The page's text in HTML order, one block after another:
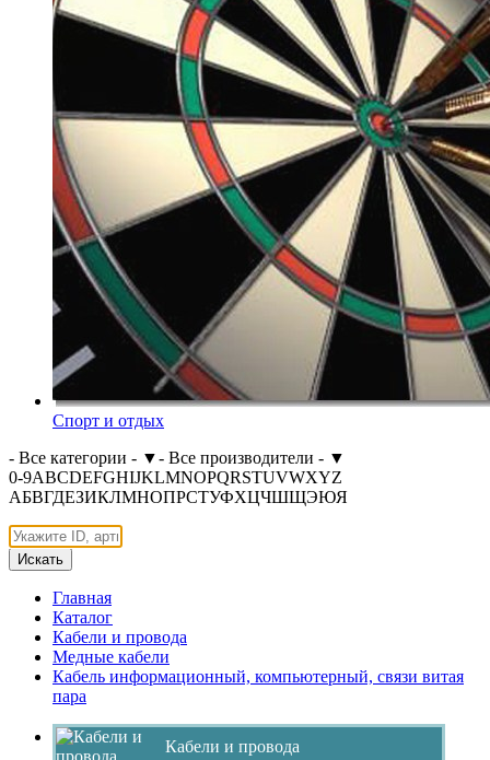
Спорт и отдых
- Все категории - ▼- Все производители - ▼
0-9ABCDEFGHIJKLMNOPQRSTUVWXYZ
АБВГДЕЗИКЛМНОПРСТУФХЦЧШЩЭЮЯ
Искать
Главная
Каталог
Кабели и провода
Медные кабели
Кабель информационный, компьютерный, связи витая
пара
Кабели и провода